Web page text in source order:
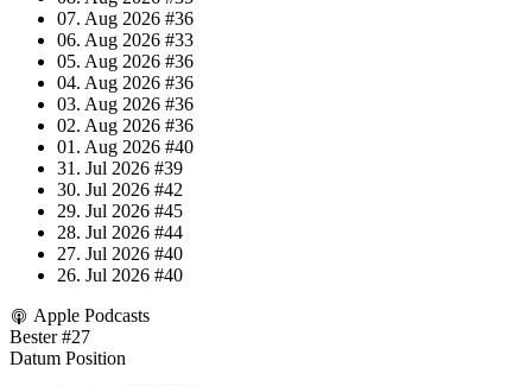
07. Aug 2026 #36
06. Aug 2026 #33
05. Aug 2026 #36
04. Aug 2026 #36
03. Aug 2026 #36
02. Aug 2026 #36
01. Aug 2026 #40
31. Jul 2026 #39
30. Jul 2026 #42
29. Jul 2026 #45
28. Jul 2026 #44
27. Jul 2026 #40
26. Jul 2026 #40
Apple Podcasts
Bester #27
Datum Position